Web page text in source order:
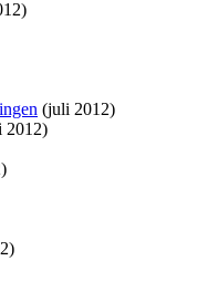
(juli 2012)
2012)